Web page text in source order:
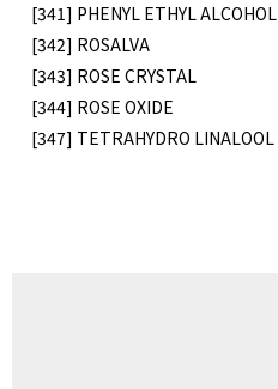
[341] PHENYL ETHYL ALCOHOL
[342] ROSALVA
[343] ROSE CRYSTAL
[344] ROSE OXIDE
[347] TETRAHYDRO LINALOOL